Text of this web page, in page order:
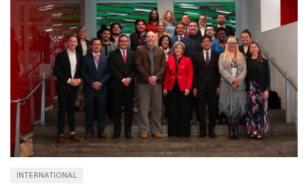
INTERNATIONAL